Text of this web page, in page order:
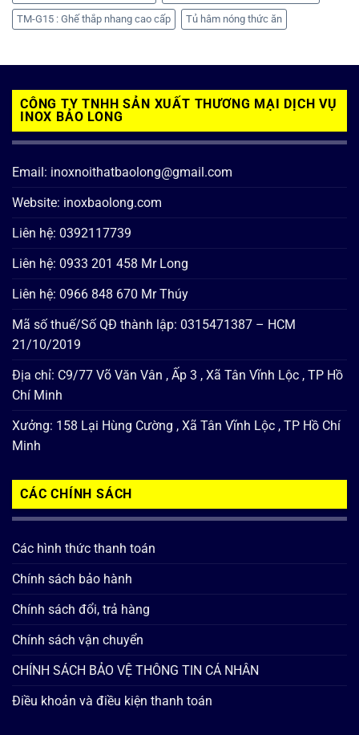
TM-G15 : Ghế thắp nhang cao cấp Tủ hâm nóng thức ăn
CÔNG TY TNHH SẢN XUẤT THƯƠNG MẠI DỊCH VỤ
INOX BẢO LONG
Email: inoxnoithatbaolong@gmail.com
Website: inoxbaolong.com
Liên hệ: 0392117739
Liên hệ: 0933 201 458 Mr Long
Liên hệ: 0966 848 670 Mr Thúy
Mã số thuế/Số QĐ thành lập: 0315471387 – HCM
21/10/2019
Địa chỉ: C9/77 Võ Văn Vân , Ấp 3 , Xã Tân Vĩnh Lộc , TP Hồ
Chí Minh
Xưởng: 158 Lại Hùng Cường , Xã Tân Vĩnh Lộc , TP Hồ Chí
Minh
CÁC CHÍNH SÁCH
Các hình thức thanh toán
Chính sách bảo hành
Chính sách đổi, trả hàng
Chính sách vận chuyển
CHÍNH SÁCH BẢO VỆ THÔNG TIN CÁ NHÂN
Điều khoản và điều kiện thanh toán